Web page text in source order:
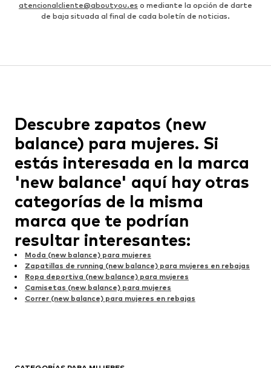
atencionalcliente@aboutyou.es o mediante la opción de darte
de baja situada al final de cada boletín de noticias.
Descubre zapatos (new
balance) para mujeres. Si
estás interesada en la marca
'new balance' aquí hay otras
categorías de la misma
marca que te podrían
resultar interesantes:
Moda (new balance) para mujeres
Zapatillas de running (new balance) para mujeres en rebajas
Ropa deportiva (new balance) para mujeres
Camisetas (new balance) para mujeres
Correr (new balance) para mujeres en rebajas